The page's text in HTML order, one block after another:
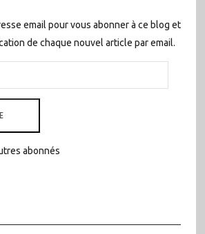
email pour vous abonner à ce blog et
de chaque nouvel article par email.
abonnés